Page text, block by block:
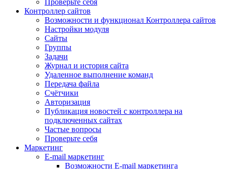
Проверьте себя
Контроллер сайтов
Возможности и функционал Контроллера сайтов
Настройки модуля
Сайты
Группы
Задачи
Журнал и история сайта
Удаленное выполнение команд
Передача файла
Счётчики
Авторизация
Публикация новостей с контроллера на
подключенных сайтах
Частые вопросы
Проверьте себя
Маркетинг
E-mail маркетинг
Возможности E-mail маркетинга